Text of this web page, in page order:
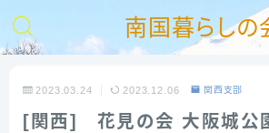
南国暮らしの
【HOME】
2023.03.24 2023.12.06 関西支部
[関西] 花見の会 大阪城公